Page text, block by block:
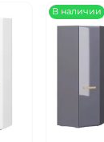
В наличии